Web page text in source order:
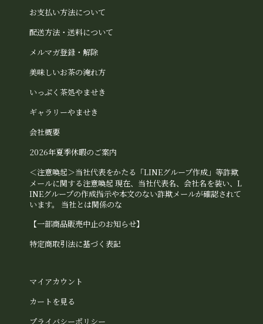
お支払い方法について
配送方法・送料について
メルマガ登録・解除
美味しいお茶の淹れ方
いっぷく茶処やませき
ギャラリーやませき
会社概要
2026年夏季休暇のご案内
＜注意喚起＞当社代表をかたる「LINEグループ作成」等詐欺
メールに関する注意喚起 現在、当社代表名、会社名を装い、L
INEグループの作成指示や本文のない詐欺メールが確認されて
います。 当社とは関係のな
【一部商品販売中止のお知らせ】
特定商取引法に基づく表記
マイアカウント
カートを見る
プライバシーポリシー